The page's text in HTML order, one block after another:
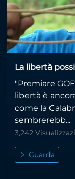
La libertà
"Premiare
libertà è
come la
sembrerebb...
3,242
Guarda